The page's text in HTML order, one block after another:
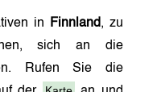
in Finnland, zu
sich an die
Rufen Sie die